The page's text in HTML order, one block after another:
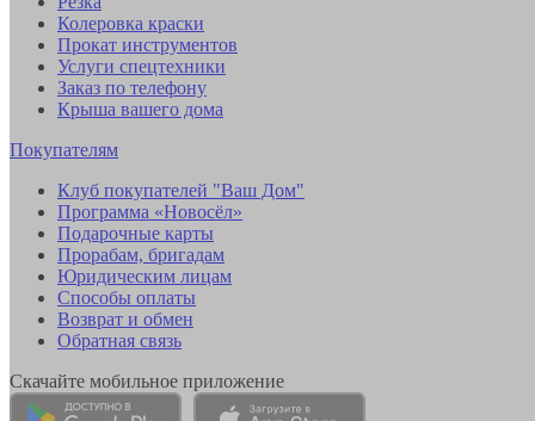
Колеровка краски
Прокат инструментов
Услуги спецтехники
Заказ по телефону
Крыша вашего дома
Покупателям
Клуб покупателей "Ваш Дом"
Программа «Новосёл»
Подарочные карты
Прорабам, бригадам
Юридическим лицам
Способы оплаты
Возврат и обмен
Обратная связь
Скачайте мобильное приложение